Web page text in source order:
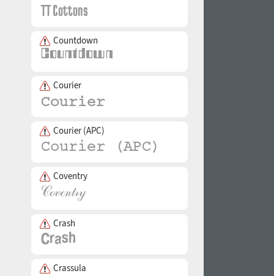
Countdown
Courier
Courier (APC)
Coventry
Crash
Crassula